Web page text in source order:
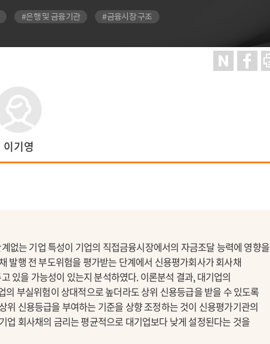
#은행 및 금융기관 #금융시장 구조
이기영
없는 기업 특성이 기업의 직접금융시장에서의 자금조달 능력에 영향을
발행 전 부도위험을 평가받는 단계에서 신용평가회사가 회사채
있을 가능성이 있는지 분석하였다. 이론분석 결과, 대기업의
부실위험이 상대적으로 높더라도 상위 신용등급을 받을 수 있도록
신용등급을 부여하는 기준을 상향 조정하는 것이 신용평가기관의
회사채의 금리는 평균적으로 대기업보다 낮게 설정된다는 것을